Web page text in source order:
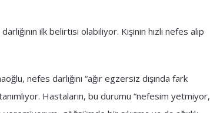
ilk belirtisi olabiliyor. Kişinin hızlı nefes alıp
nefes darlığını “ağır egzersiz dışında fark
Hastaların, bu durumu “nefesim yetmiyor,